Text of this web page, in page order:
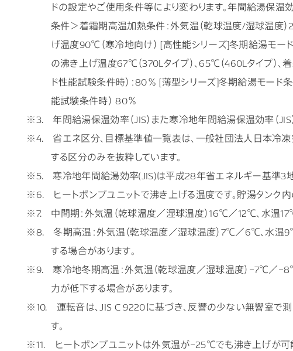
ドの設定やご使用条件等により変わります。年間給湯保
条件＞着霜期高温加熱条件：外気温（乾球温度/湿球温
げ温度90℃（寒冷地向け） [高性能シリーズ]冬期給湯モ
の沸き上げ温度67℃（370Lタイプ）、65℃（460Lタイプ）
ド性能試験条件時）：80％ [薄型シリーズ]冬期給湯モー
能試験条件時） 80％
※3. 年間給湯保温効率（JIS）また寒冷地年間給湯保温効率（JIS
※4. 省エネ区分、目標基準値一覧表は、一般社団法人日本冷凍
する区分のみを抜粋しています。
※5. 寒冷地年間給湯効率(JIS)は平成28年省エネルギー基準3地
※6. ヒートポンプユニットで沸き上げる温度です。貯湯タンク
※7. 中間期：外気温（乾球温度／湿球温度）16℃／12℃、水温
※8. 冬期高温：外気温（乾球温度／湿球温度）7℃／6℃、水温
する場合があります。
※9. 寒冷地冬期高温：外気温（乾球温度／湿球温度）−7℃／
力が低下する場合があります。
※10. 運転音は、JIS C 9220に基づき、反響の少ない無響室で
す。
※11. ヒートポンプユニットは外気温が−25℃でも沸き上げが可